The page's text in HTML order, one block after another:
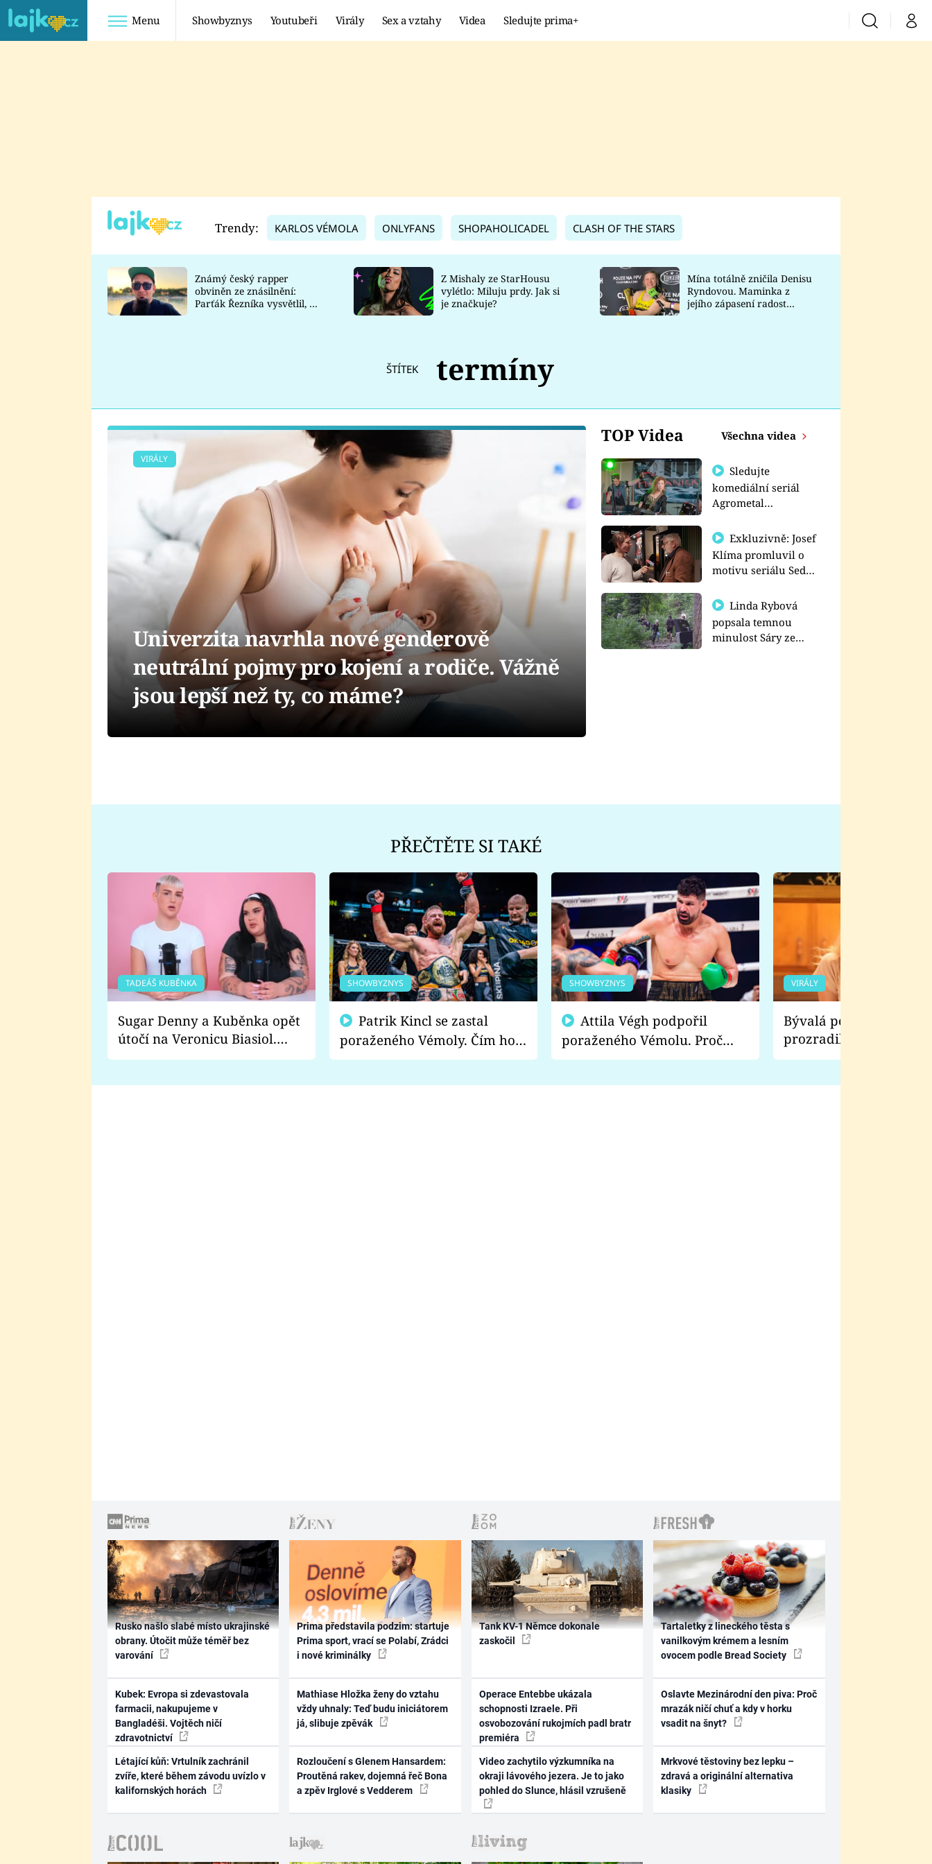
Menu Showbyznys Youtubeři Virály Sex a vztahy Videa Sledujte prima+ VyhledáváníMůj
TADEÁŠ KUBĚNKA
DATEL
Prima Lajk
Sledujte nás
Trendy: KARLOS VÉMOLA ONLYFANS SHOPAHOLICADEL CLASH OF THE STARS
Známý český rapper
obviněn ze znásilnění:
Parťák Řezníka vysvětlil, co
Z Mishaly ze StarHousu
vylétlo: Miluju prdy. Jak si
je značkuje?
Mína totálně zničila Denisu
Ryndovou. Maminka z
jejího zápasení radost
ŠTÍTEK termíny
TOP Videa Všechna videa
Sledujte
komediální seriál
Agrometal
prima+
Exkluzivně: Josef
Klíma promluvil o
motivu seriálu Sedm
Linda Rybová
popsala temnou
minulost Sáry ze
VIRÁLY
Univerzita navrhla nové genderově
neutrální pojmy pro kojení a rodiče. Vážně
jsou lepší než ty, co máme?
PŘEČTĚTE SI TAKÉ
TADEÁŠ KUBĚNKA
Sugar Denny a Kuběnka opět
útočí na Veronicu Biasiol.
Proč je podle nich falešná a
SHOWBYZNYS
poraženého Vémoly. Čím ho
fanoušci naštvali?
SHOWBYZNYS
poraženého Vémolu. Proč
chce raději zápasit s ním než
VIRÁLY
Bývalá pornoherečka
prozradila, co ji
natáčení Euforie.
Rusko našlo slabé místo ukrajinské
obrany. Útočit může téměř bez
varování
Kubek: Evropa si zdevastovala
farmacii, nakupujeme v
Bangladéši. Vojtěch ničí
zdravotnictví
Létající kůň: Vrtulník zachránil
zvíře, které během závodu uvízlo v
kalifornských horách
Prima představila podzim: startuje
Prima sport, vrací se Polabí, Zrádci
i nové kriminálky
Mathiase Hložka ženy do vztahu
vždy uhnaly: Teď budu iniciátorem
já, slibuje zpěvák
Rozloučení s Glenem Hansardem:
Proutěná rakev, dojemná řeč Bona
a zpěv Irglové s Vedderem
Tank KV-1 Němce dokonale
zaskočil
Operace Entebbe ukázala
schopnosti Izraele. Při
osvobozování rukojmích padl bratr
premiéra
Video zachytilo výzkumníka na
okraji lávového jezera. Je to jako
pohled do Slunce, hlásil vzrušeně
Tartaletky z lineckého těsta s
vanilkovým krémem a lesním
ovocem podle Bread Society
Oslavte Mezinárodní den piva: Proč
mrazák ničí chuť a kdy v horku
vsadit na šnyt?
Mrkvové těstoviny bez lepku –
zdravá a originální alternativa
klasiky